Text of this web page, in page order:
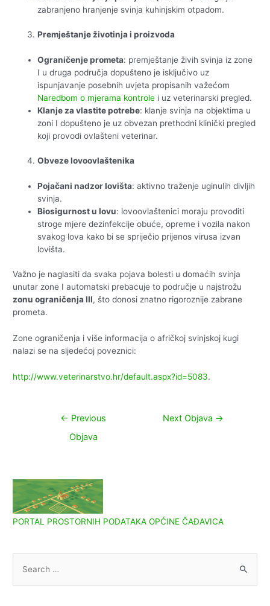
zabranjeno hranjenje svinja kuhinjskim otpadom.
Premještanje životinja i proizvoda
Ograničenje prometa: premještanje živih svinja iz zone
I u druga područja dopušteno je isključivo uz
ispunjavanje posebnih uvjeta propisanih važećom
Naredbom o mjerama kontrole i uz veterinarski pregled.
Klanje za vlastite potrebe: klanje svinja na objektima u
zoni I dopušteno je uz obvezan prethodni klinički pregled
koji provodi ovlašteni veterinar.
Obveze lovoovlaštenika
Pojačani nadzor lovišta: aktivno traženje uginulih divljih
svinja.
Biosigurnost u lovu: lovoovlaštenici moraju provoditi
stroge mjere dezinfekcije obuće, opreme i vozila nakon
svakog lova kako bi se spriječio prijenos virusa izvan
lovišta.
Važno je naglasiti da svaka pojava bolesti u domaćih svinja
unutar zone I automatski prebacuje to područje u najstrožu
zonu ograničenja III, što donosi znatno rigoroznije zabrane
prometa.
Zone ograničenja i više informacija o afričkoj svinjskoj kugi
nalazi se na sljedećoj poveznici:
http://www.veterinarstvo.hr/default.aspx?id=5083.
Navigacija
← Previous
Objava
Next Objava →
PORTAL PROSTORNIH PODATAKA OPĆINE ČAĐAVICA